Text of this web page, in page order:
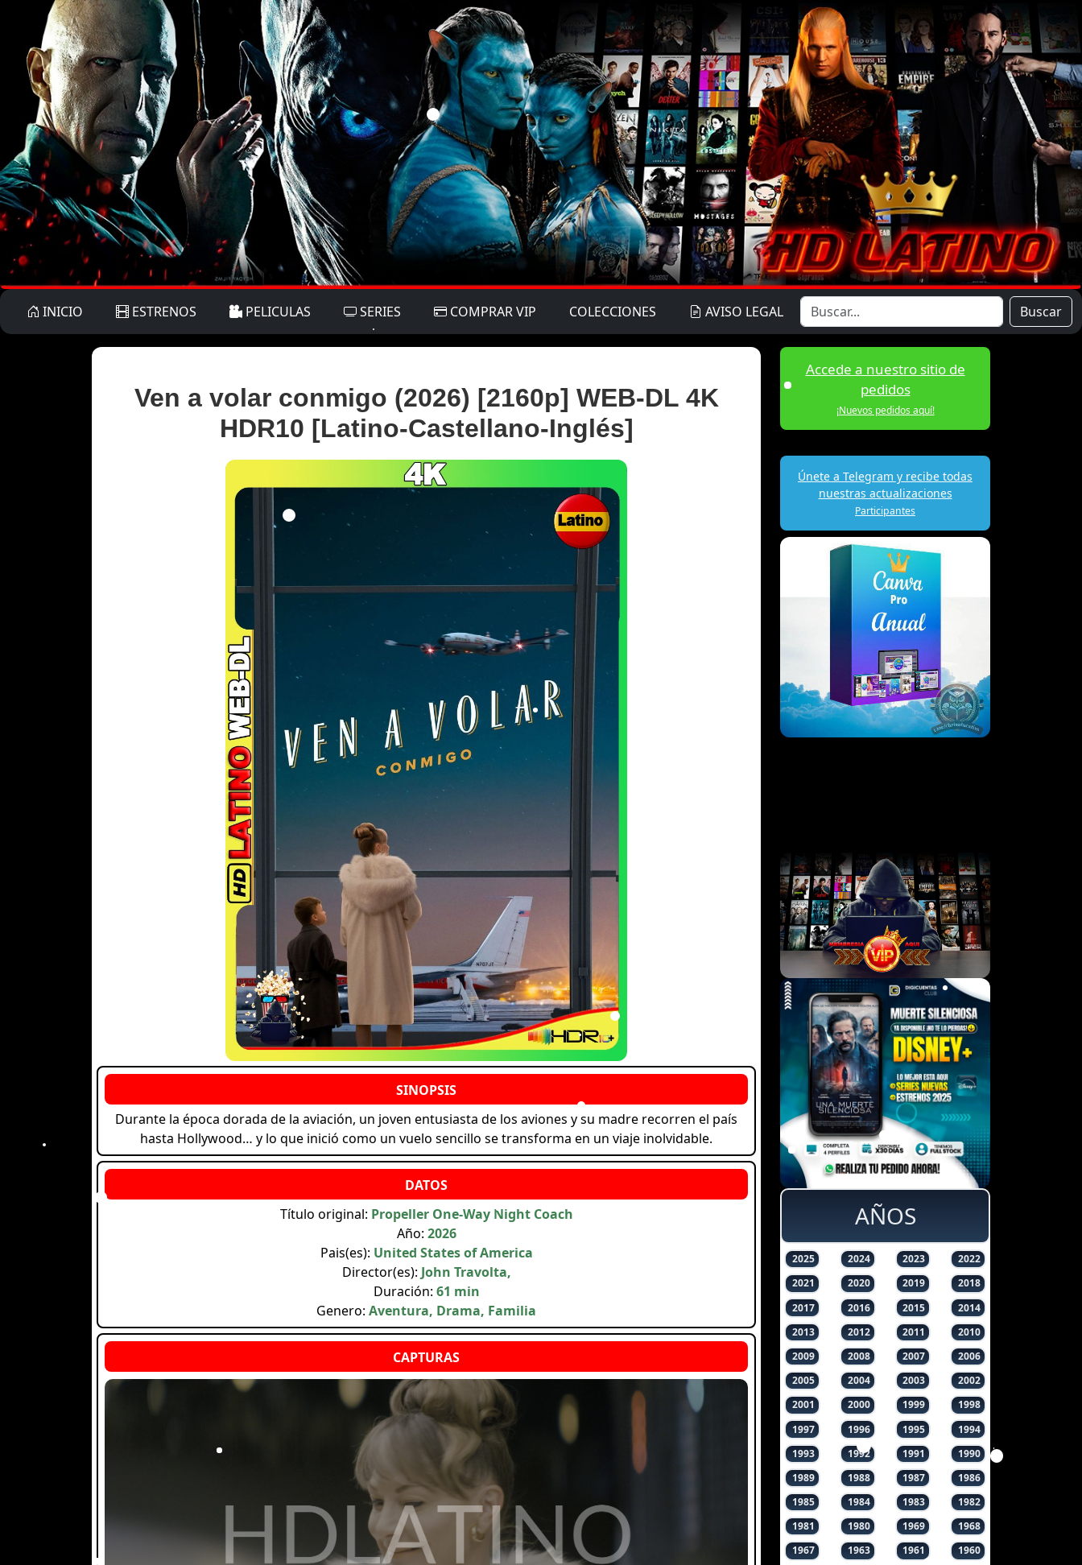
INICIO ESTRENOS PELICULAS SERIES COMPRAR VIP COLECCIONES AVISO LEGAL Buscar
Ven a volar conmigo (2026) [2160p] WEB-DL 4K
HDR10 [Latino-Castellano-Inglés]
Durante la época dorada de la aviación, un joven entusiasta de los aviones y su madre recorren el país
hasta Hollywood… y lo que inició como un vuelo sencillo se transforma en un viaje inolvidable.
Título original: Propeller One-Way Night Coach
Año: 2026
Pais(es): United States of America
Director(es): John Travolta,
Duración: 61 min
Genero: Aventura, Drama, Familia
Accede a nuestro sitio de
pedidos
¡Nuevos pedidos aquí!
Únete a Telegram y recibe todas
nuestras actualizaciones
Participantes
AÑOS
2025 2024 2023
2022
2021
2020 2019
2018
2017
2016 2015
2014
2013
2012 2011
2010
2009
2008 2007
2006
2005
2004 2003
2002
2001
2000 1999
1998
1997
1996 1995
1994
1993
1992 1991
1990
1989
1988 1987
1986
1985
1984 1983
1982
1981
1980 1969
1968
1967
1963 1961
1960